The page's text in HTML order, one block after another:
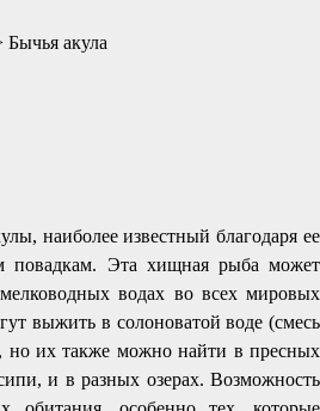
Бычья акула
наиболее известный благодаря ее
повадкам. Эта хищная рыба может
водах во всех мировых
выжить в солоноватой воде (смесь
но их также можно найти в пресных
и в разных озерах. Возможность